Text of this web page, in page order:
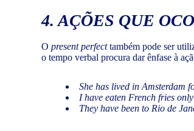
4. AÇÕES QUE
O present perfecttambém pode ser
o tempo verbal procura dar ênfase à
She has lived in Amsterdam
I have eaten French fries
They have been to Rio de